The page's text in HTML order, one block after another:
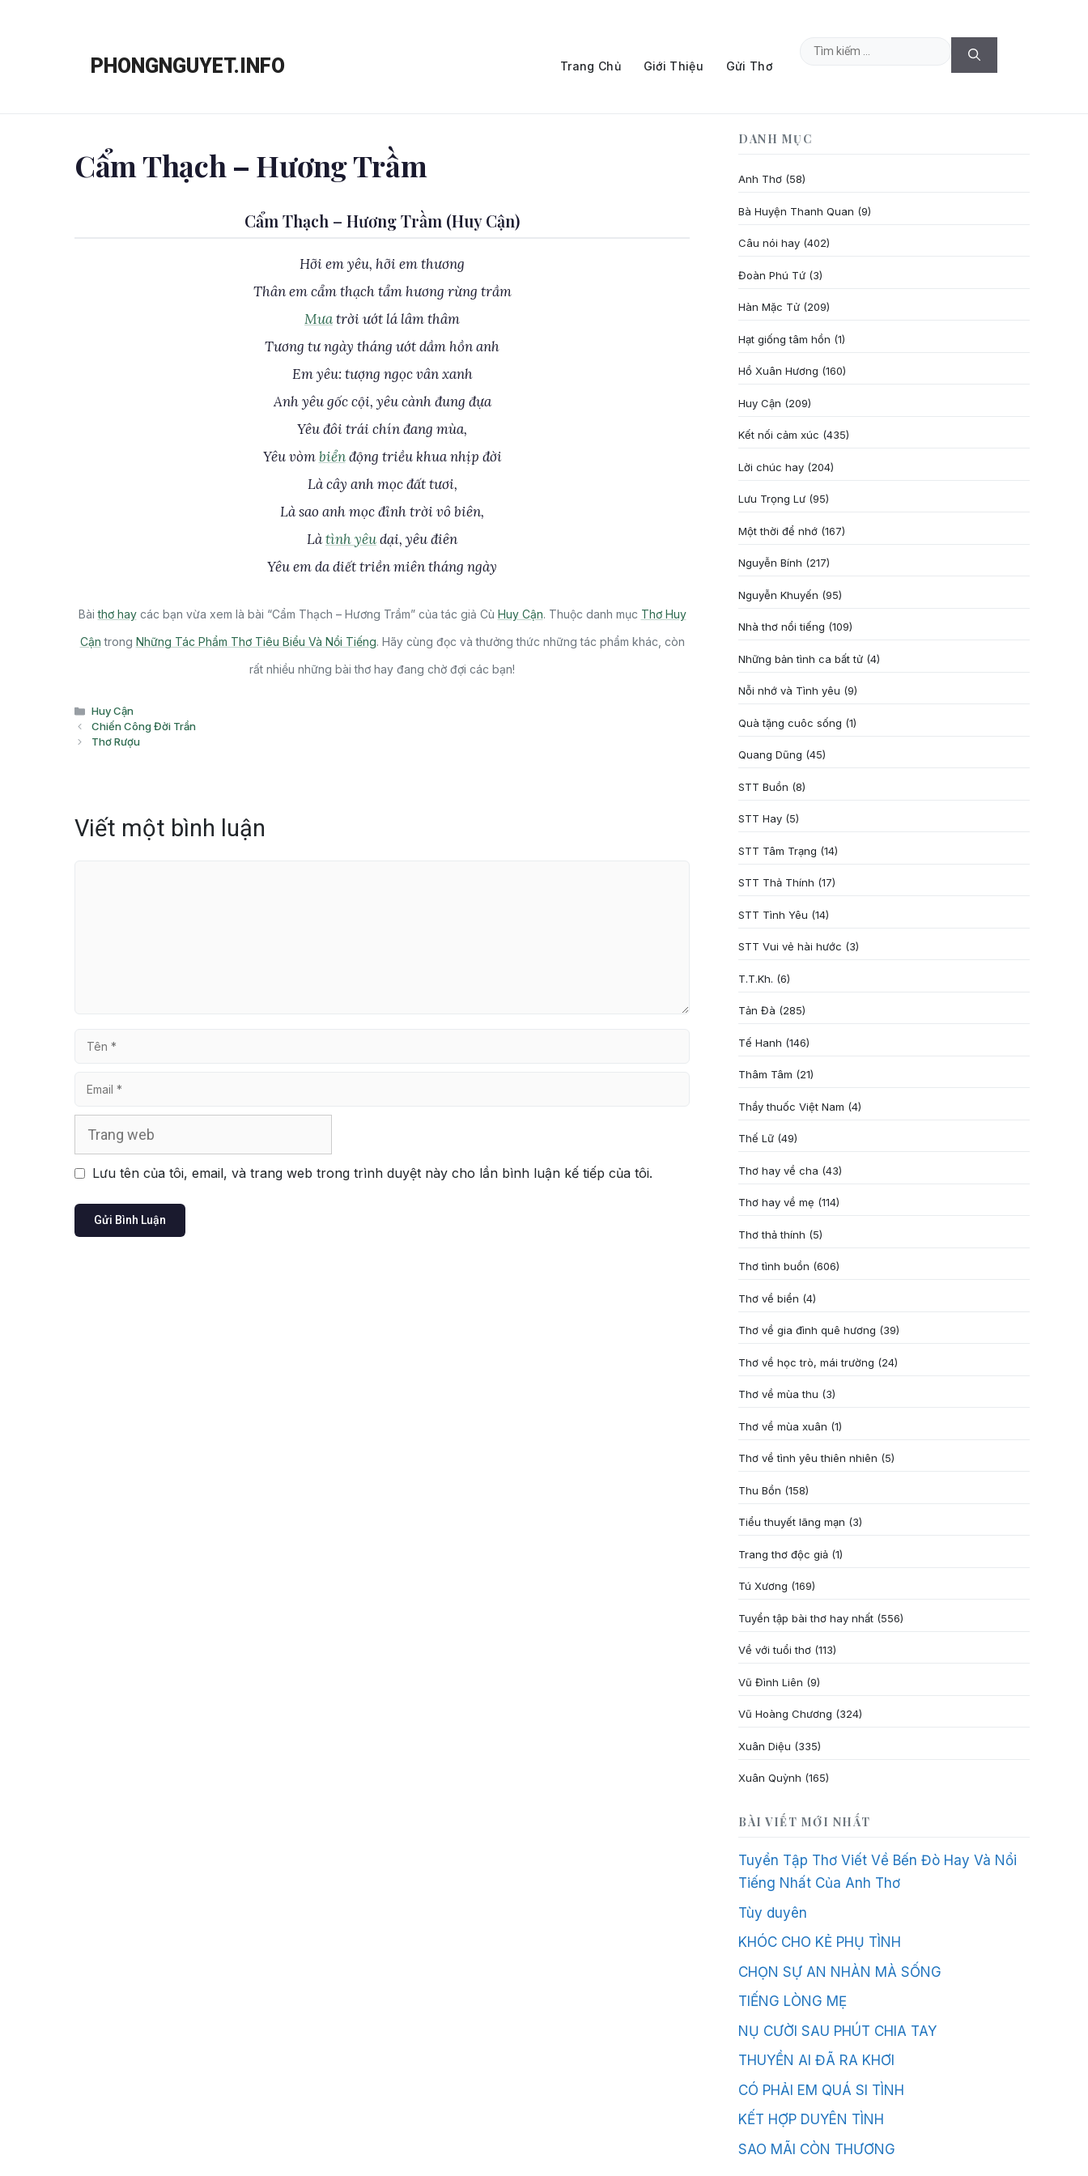
PHONGNGUYET.INFO Trang Chủ Giới Thiệu Gửi Thơ
Tìm
Cẩm Thạch – Hương Trầm
Cẩm Thạch – Hương Trầm (Huy Cận)
Hỡi em yêu, hỡi em thương
Thân em cẩm thạch tẩm hương rừng trầm
Mưatrời ướt lá lâm thâm
Tương tư ngày tháng ướt dầm hồn anh
Em yêu: tượng ngọc vân xanh
Anh yêu gốc cội, yêu cành đung đựa
Yêu đôi trái chín đang mùa,
Yêu vòmbiểnđộng triều khua nhịp đời
Là cây anh mọc đất tươi,
Là sao anh mọc đỉnh trời vô biên,
Làtình yêudại, yêu điên
Yêu em da diết triền miên tháng ngày
Bàithơ haycác bạn vừa xem là bài “Cẩm Thạch – Hương Trầm” của tác giả Cù Huy Cận. Thuộc danh mục Thơ Huy
Cận trong Những Tác Phẩm Thơ Tiêu Biểu Và Nổi Tiếng. Hãy cùng đọc và thưởng thức những tác phẩm khác, còn
rất nhiều những bài thơ hay đang chờ đợi các bạn!
Danh
mục
Huy Cận
Chiến Công Đời Trần
Thơ Rượu
Viết một bình luận
Tên
Email
Lưu tên của tôi, email, và trang web trong trình duyệt này cho lần bình luận kế tiếp của tôi.
DANH MỤC
Anh Thơ (58)
Bà Huyện Thanh Quan (9)
Câu nói hay (402)
Đoàn Phú Tứ (3)
Hàn Mặc Tử (209)
Hạt giống tâm hồn (1)
Hồ Xuân Hương (160)
Huy Cận (209)
Kết nối cảm xúc (435)
Lời chúc hay (204)
Lưu Trọng Lư (95)
Một thời để nhớ (167)
Nguyễn Bính (217)
Nguyễn Khuyến (95)
Nhà thơ nổi tiếng (109)
Những bản tình ca bất tử (4)
Nỗi nhớ và Tình yêu (9)
Quà tặng cuôc sống (1)
Quang Dũng (45)
STT Buồn (8)
STT Hay (5)
STT Tâm Trạng (14)
STT Thả Thính (17)
STT Tình Yêu (14)
STT Vui vẻ hài hước (3)
T.T.Kh. (6)
Tản Đà (285)
Tế Hanh (146)
Thâm Tâm (21)
Thầy thuốc Việt Nam (4)
Thế Lữ (49)
Thơ hay về cha (43)
Thơ hay về mẹ (114)
Thơ thả thính (5)
Thơ tình buồn (606)
Thơ về biển (4)
Thơ về gia đình quê hương (39)
Thơ về học trò, mái trường (24)
Thơ về mùa thu (3)
Thơ về mùa xuân (1)
Thơ về tình yêu thiên nhiên (5)
Thu Bồn (158)
Tiểu thuyết lãng mạn (3)
Trang thơ độc giả (1)
Tú Xương (169)
Tuyển tập bài thơ hay nhất (556)
Về với tuổi thơ (113)
Vũ Đình Liên (9)
Vũ Hoàng Chương (324)
Xuân Diệu (335)
Xuân Quỳnh (165)
BÀI VIẾT MỚI NHẤT
Tuyển Tập Thơ Viết Về Bến Đò Hay Và Nổi
Tiếng Nhất Của Anh Thơ
Tùy duyên
KHÓC CHO KẺ PHỤ TÌNH
CHỌN SỰ AN NHÀN MÀ SỐNG
TIẾNG LÒNG MẸ
NỤ CƯỜI SAU PHÚT CHIA TAY
THUYỀN AI ĐÃ RA KHƠI
CÓ PHẢI EM QUÁ SI TÌNH
KẾT HỢP DUYÊN TÌNH
SAO MÃI CÒN THƯƠNG